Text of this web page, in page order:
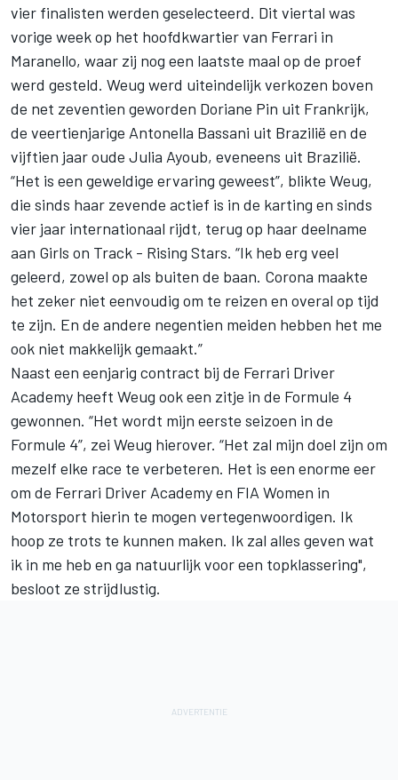
vier finalisten werden geselecteerd. Dit viertal was
vorige week op het hoofdkwartier van Ferrari in
Maranello, waar zij nog een laatste maal op de proef
werd gesteld. Weug werd uiteindelijk verkozen boven
de net zeventien geworden Doriane Pin uit Frankrijk,
de veertienjarige Antonella Bassani uit Brazilië en de
vijftien jaar oude Julia Ayoub, eveneens uit Brazilië.
“Het is een geweldige ervaring geweest”, blikte Weug,
die sinds haar zevende actief is in de karting en sinds
vier jaar internationaal rijdt, terug op haar deelname
aan Girls on Track - Rising Stars. “Ik heb erg veel
geleerd, zowel op als buiten de baan. Corona maakte
het zeker niet eenvoudig om te reizen en overal op tijd
te zijn. En de andere negentien meiden hebben het me
ook niet makkelijk gemaakt.”
Naast een eenjarig contract bij de Ferrari Driver
Academy heeft Weug ook een zitje in de Formule 4
gewonnen. “Het wordt mijn eerste seizoen in de
Formule 4”, zei Weug hierover. “Het zal mijn doel zijn om
mezelf elke race te verbeteren. Het is een enorme eer
om de Ferrari Driver Academy en FIA Women in
Motorsport hierin te mogen vertegenwoordigen. Ik
hoop ze trots te kunnen maken. Ik zal alles geven wat
ik in me heb en ga natuurlijk voor een topklassering",
besloot ze strijdlustig.